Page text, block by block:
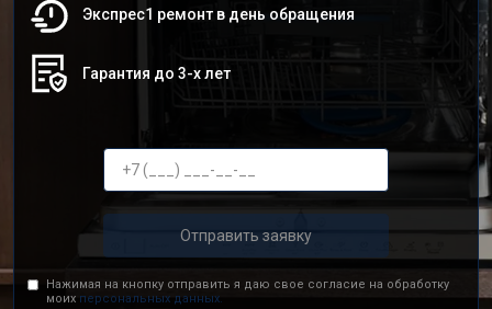
Экспрес1 ремонт в день обращения
Гарантия до 3-х лет
Отправить заявку
Нажимая на кнопку отправить я даю свое согласие на обработку
моих персональных данных.